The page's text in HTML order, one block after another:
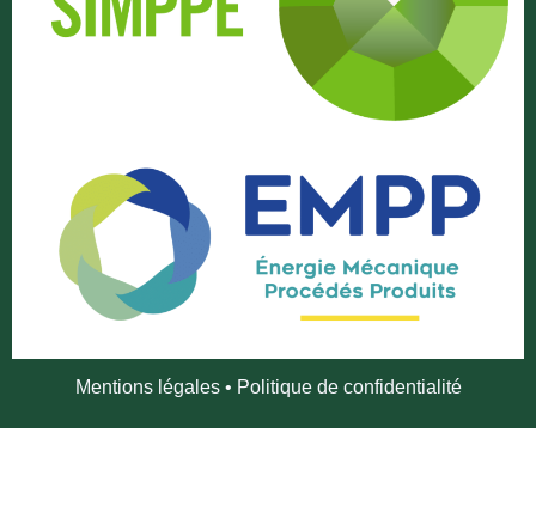
Mentions légales• Politique de confidentialité